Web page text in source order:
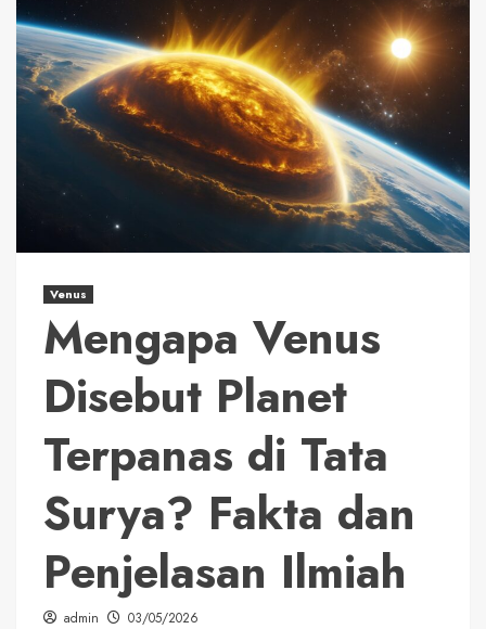
Venus
Mengapa Venus
Disebut Planet
Terpanas di Tata
Surya? Fakta dan
Penjelasan Ilmiah
admin 03/05/2026